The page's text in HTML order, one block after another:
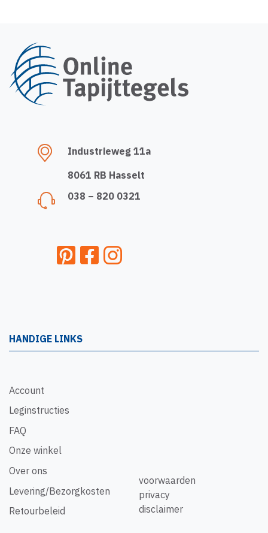
Industrieweg 11a
8061 RB Hasselt
038 – 820 0321
HANDIGE LINKS
Account
Leginstructies
FAQ
Onze winkel
Over ons
Levering/Bezorgkosten
Retourbeleid
voorwaarden
privacy
disclaimer